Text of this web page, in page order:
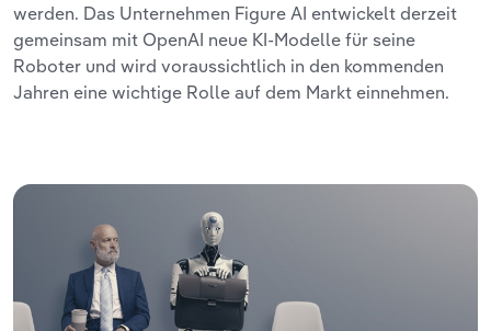
werden. Das Unternehmen Figure AI entwickelt derzeit
gemeinsam mit OpenAI neue KI-Modelle für seine
Roboter und wird voraussichtlich in den kommenden
Jahren eine wichtige Rolle auf dem Markt einnehmen.